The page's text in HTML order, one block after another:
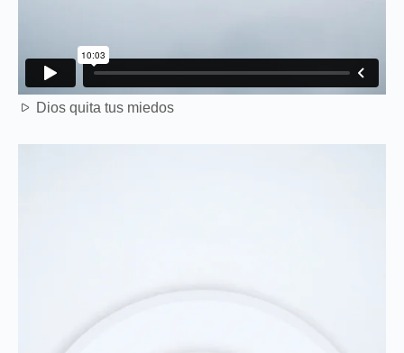
Dios quita tus miedos